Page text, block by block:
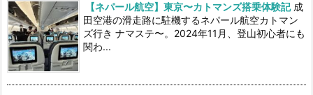
【ネパール航空】東京〜カトマンズ搭乗体験記 成
田空港の滑走路に駐機するネパール航空カトマン
ズ行き ナマステ〜。2024年11月、登山初心者にも
関わ...